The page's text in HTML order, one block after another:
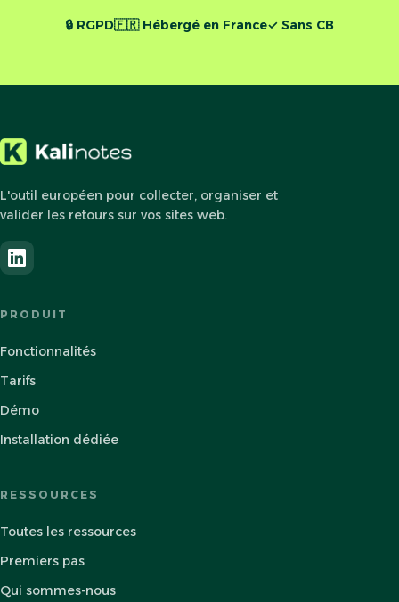
🔒 RGPD🇫🇷 Hébergé en France✓ Sans CB
L'outil européen pour collecter, organiser et
valider les retours sur vos sites web.
PRODUIT
Fonctionnalités
Tarifs
Démo
Installation dédiée
RESSOURCES
Toutes les ressources
Premiers pas
Qui sommes-nous